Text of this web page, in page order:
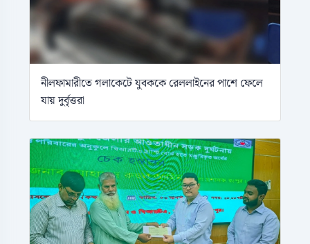
নীলফামারীতে গলাকেটে যুবককে রেললাইনের পাশে ফেলে
যায় দুর্বৃত্তরা